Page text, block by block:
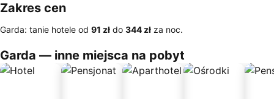
Zakres cen
Garda: tanie hotele od ‎91 zł do ‎344 zł za noc.
Garda — inne miejsca na pobyt